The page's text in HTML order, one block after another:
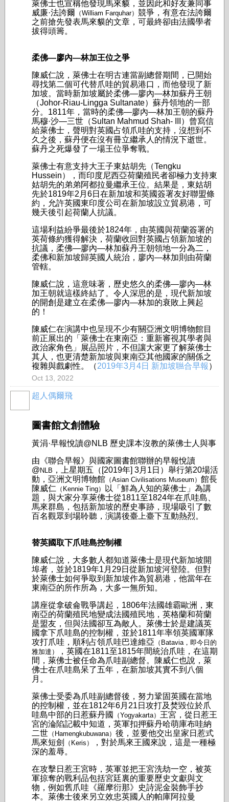
萊佛士也宣稱他發現馬來貘，並因此和好友兼同事
威廉·法誇爾 （William Farquhar） 競爭，有意在法誇爾
之前搶先發表馬來貘的文章，可最終卻由法國學者
拔得頭籌。
柔佛—廖內—林加王位之爭
陳威仁說，萊佛士在明古連當副總督期間，已開始
尋找第二個可代替爪哇的貿易港口，而他發現了新
加坡。當時新加坡屬於柔佛—廖內—林加蘇丹王朝
（Johor-Riau-Lingga Sultanate）蘇丹領地的一部
分。1811年，當時的柔佛—廖內—林加王朝的蘇丹
馬穆·沙—三世（Sultan Mahmud Shah- III）曾寫信
給萊佛士，聲明對英國占領爪哇的支持，沒想到不
久之後，蘇丹便在沒有冊立繼承人的情況下逝世。
蘇丹之死爆發了一場王位爭奪戰。
萊佛士有意支持大王子東姑胡先（Tengku
Hussein），而印度尼西亞荷蘭殖民者卻極力支持東
姑胡先的弟弟阿都拉曼繼承王位。結果是，東姑胡
先於1819年2月6日在新加坡和英國簽署友好聯盟條
約，允許英國東印度公司在新加坡設立貿易港，可
幾天後引起荷蘭人抗議。
這場利益紛爭最後於1824年，由英國與荷蘭簽署的
英荷條約獲得解決，荷蘭收回對英國占領新加坡的
抗議，柔佛—廖內—林加蘇丹王朝領地一分為二，
柔佛和新加坡歸英國人統治，廖內—林加則由荷蘭
管轄。
陳威仁說，這意味著，歷史悠久的柔佛—廖內—林
加王朝就這樣終結了。令人深思的是，現代新加坡
的開創是建立在柔佛—廖內—林加的衰敗上興起
的！
陳威仁在演講中也呈現不少有關亞洲文明博物館目
前正展出的「萊佛士在東南亞：重新審視其學者與
政治家角色」展品照片，不但讓大家更了解萊佛士
其人，也更清楚新加坡與東南亞其他國家的關係之
複雜與戲劇性。
（2019年3月4日 新加坡聮合早報 ）
Oct 13, 2022
超人偶爾飛
圖書館文創體驗
黃涓·早報悅讀@NLB 歷史課本沒教的萊佛士人與事
由《聯合早報》與國家圖書館聯辦的早報悅讀
@ NLB ，上星期五（[2019年] 3月1日）舉行第20場活
動，亞洲文明博物館 （Asian Civilisations Museum） 館長
陳威仁 （Kennie Ting）
以「鮮為人知的萊佛士」為講
題，與大家分享萊佛士從1811至1824年在爪哇島、
馬來群島，包括新加坡的歷史事跡，現場吸引了數
百名觀眾到場聆聽，演講後臺上臺下互動熱烈。
替英國取下爪哇島控制權
陳威仁說，大多數人都知道萊佛士是現代新加坡開
埠者，並於1819年1月29日從新加坡河登陸。但對
於萊佛士如何爭取到新加坡作為貿易港，他當年在
東南亞的所作所為，大多一無所知。
講座從拿破侖戰爭講起，1806年法國雄霸歐洲，東
南亞的荷蘭殖民地變成法國殖民地，英格蘭和荷蘭
是盟友，但與法國卻互為敵人。萊佛士於是建議英
國拿下爪哇島的控制權，並於1811年率領英國軍隊
攻打爪哇，順利占領爪哇巴達維亞 （Batavia，即今日的
雅加達）
，英國在1811至1815年間統治爪哇，在這期
間，萊佛士被任命為爪哇副總督。陳威仁也說，萊
佛士在爪哇島呆了五年，在新加坡其實不到八個
月。
萊佛士受委為爪哇副總督後，努力鞏固英國在當地
的控制權，並在1812年6月21日攻打及焚毀位於爪
哇島中部的日惹蘇丹國
（Yogyakarta） 王宮，從日惹王
宮的淪陷記載中知道，英軍扣押蘇丹哈萌庫布哇納
二世 （Hamengkubuwana） 後，並要他交出皇家日惹式
馬來短劍
（Keris）
，對於馬來王國來說，這是一種極
深的羞辱。
在攻擊日惹王宮時，英軍並把王宮洗劫一空，被英
軍掠奪的戰利品包括宮廷裏的重要歷史文獻與文
物，例如舊爪哇《羅摩衍那》史詩泥金裝飾手抄
本。萊佛士後來另立效忠英國人的帕庫阿拉曼